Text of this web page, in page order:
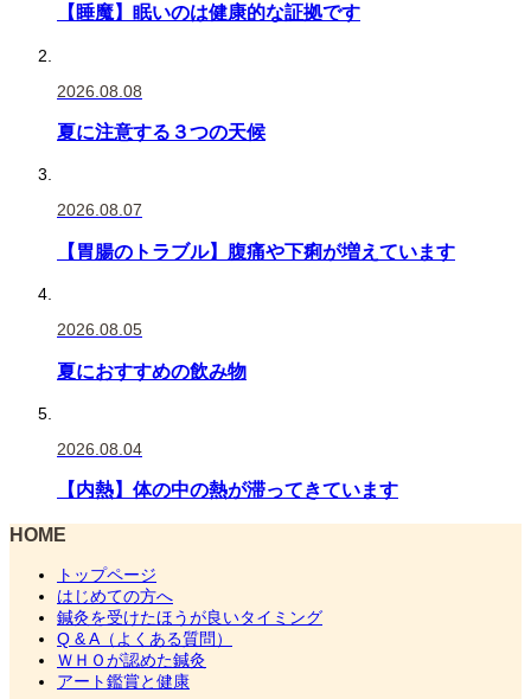
【睡魔】眠いのは健康的な証拠です
2026.08.08
夏に注意する３つの天候
2026.08.07
【胃腸のトラブル】腹痛や下痢が増えています
2026.08.05
夏におすすめの飲み物
2026.08.04
【内熱】体の中の熱が滞ってきています
HOME
トップページ
はじめての方へ
鍼灸を受けたほうが良いタイミング
Q & A（よくある質問）
ＷＨＯが認めた鍼灸
アート鑑賞と健康